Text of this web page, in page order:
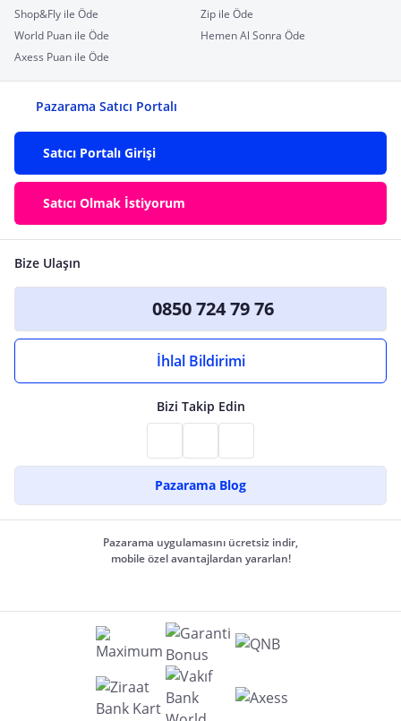
Shop&Fly ile Öde
Zip ile Öde
World Puan ile Öde
Hemen Al Sonra Öde
Axess Puan ile Öde
Pazarama Satıcı Portalı
Satıcı Portalı Girişi
Satıcı Olmak İstiyorum
Bize Ulaşın
0850 724 79 76
İhlal Bildirimi
Bizi Takip Edin
Pazarama Blog
Pazarama uygulamasını ücretsiz indir,
mobile özel avantajlardan yararlan!